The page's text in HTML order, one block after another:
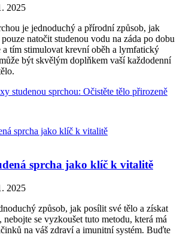
2025
je jednoduchý a přírodní způsob, jak
natočit studenou vodu na záda po dobu
a tím stimulovat krevní oběh a lymfatický
být skvělým doplňkem vaší každodenní
studenou sprchou: Očistěte tělo přirozeně
sprcha jako klíč k vitalitě
2025
způsob, jak posílit své tělo a získat
se vyzkoušet tuto metodu, která má
na váš zdraví a imunitní systém. Buďte